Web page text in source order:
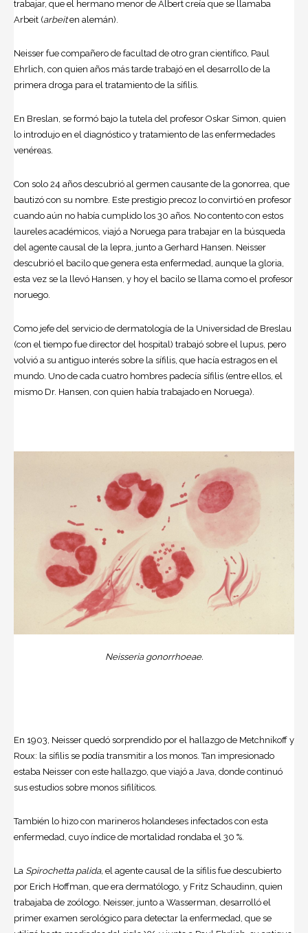
trabajar, que el hermano menor de Albert creía que se llamaba
Arbeit (arbeiten alemán).
Neisser fue compañero de facultad de otro gran científico, Paul
Ehrlich, con quien años más tarde trabajó en el desarrollo de la
primera droga para el tratamiento de la sífilis.
En Breslan, se formó bajo la tutela del profesor Oskar Simon, quien
lo introdujo en el diagnóstico y tratamiento de las enfermedades
venéreas.
Con solo 24 años descubrió al germen causante de la gonorrea, que
bautizó con su nombre. Este prestigio precoz lo convirtió en profesor
cuando aún no había cumplido los 30 años. No contento con estos
laureles académicos, viajó a Noruega para trabajar en la búsqueda
del agente causal de la lepra, junto a Gerhard Hansen. Neisser
descubrió el bacilo que genera esta enfermedad, aunque la gloria,
esta vez se la llevó Hansen, y hoy el bacilo se llama como el profesor
noruego.
Como jefe del servicio de dermatología de la Universidad de Breslau
(con el tiempo fue director del hospital) trabajó sobre el lupus, pero
volvió a su antiguo interés sobre la sífilis, que hacía estragos en el
mundo. Uno de cada cuatro hombres padecía sífilis (entre ellos, el
mismo Dr. Hansen, con quien había trabajado en Noruega).
Neisseria gonorrhoeae.
En 1903, Neisser quedó sorprendido por el hallazgo de Metchnikoff y
Roux: la sífilis se podía transmitir a los monos. Tan impresionado
estaba Neisser con este hallazgo, que viajó a Java, donde continuó
sus estudios sobre monos sifilíticos.
También lo hizo con marineros holandeses infectados con esta
enfermedad, cuyo índice de mortalidad rondaba el 30 %.
La Spirochetta palida, el agente causal de la sífilis fue descubierto
por Erich Hoffman, que era dermatólogo, y Fritz Schaudinn, quien
trabajaba de zoólogo. Neisser, junto a Wasserman, desarrolló el
primer examen serológico para detectar la enfermedad, que se